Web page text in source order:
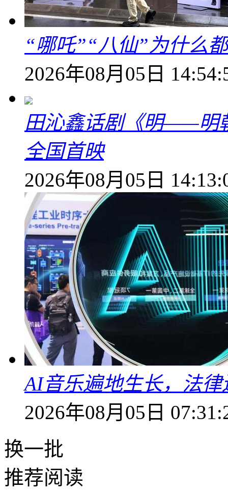
“哪吒”“八仙”为什么
2026年08月05日
田沁鑫话剧《明——明
全国首映
2026年08月05日
AI音乐遍地生长，法
2026年08月05日
换一批
推荐阅读